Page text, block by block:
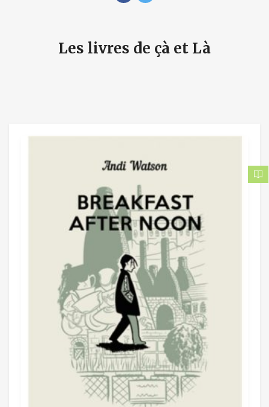
Les livres de çà et Là